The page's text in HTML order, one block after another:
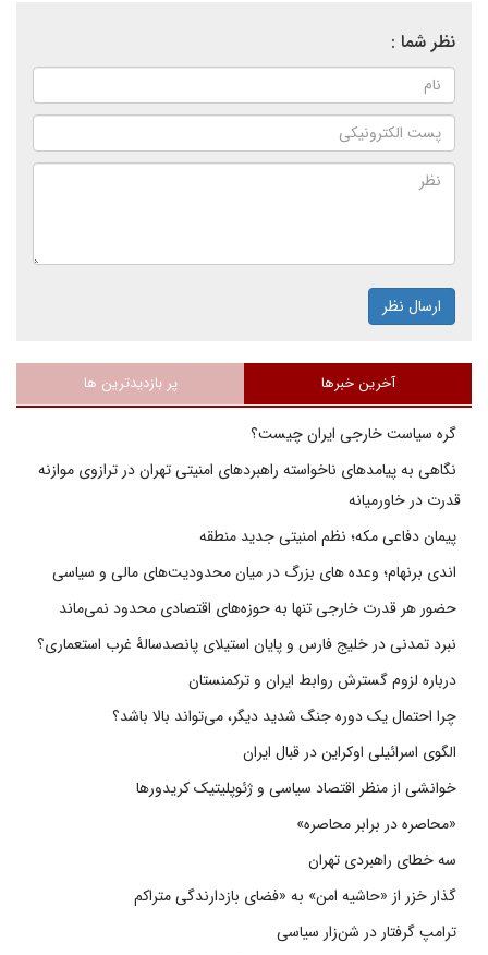
نظر شما :
ارسال نظر
آخرین خبرها پر بازدیدترین ها
گره سیاست خارجی ایران چیست؟
نگاهی به پیامدهای ناخواسته راهبردهای امنیتی تهران در ترازوی موازنه
قدرت در خاورمیانه
پیمان دفاعی مکه؛ نظم امنیتی جدید منطقه
اندی برنهام؛ وعده های بزرگ در میان محدودیت‌های مالی و سیاسی
حضور هر قدرت خارجی تنها به حوزه‌های اقتصادی محدود نمی‌ماند
نبرد تمدنی در خلیج فارس و پایان استیلای پانصدسالۀ غرب استعماری؟
درباره لزوم گسترش روابط ایران و ترکمنستان
چرا احتمال یک دوره جنگ شدید دیگر، می‌تواند بالا باشد؟
الگوی اسرائیلی اوکراین در قبال ایران
خوانشی از منظر اقتصاد سیاسی و ژئوپلیتیک کریدورها
«محاصره در برابر محاصره»
سه خطای راهبردی تهران
گذار خزر از «حاشیه امن» به «فضای بازدارندگی متراکم
ترامپ گرفتار در شن‌زار سیاسی